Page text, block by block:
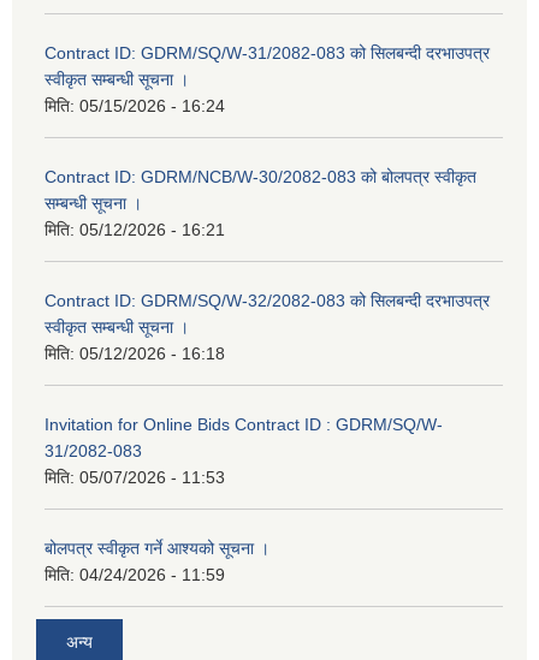
Contract ID: GDRM/SQ/W-31/2082-083 को सिलबन्दी दरभाउपत्र
स्वीकृत सम्बन्धी सूचना ।
मिति: 05/15/2026 - 16:24
Contract ID: GDRM/NCB/W-30/2082-083 को बोलपत्र स्वीकृत
सम्बन्धी सूचना ।
मिति: 05/12/2026 - 16:21
Contract ID: GDRM/SQ/W-32/2082-083 को सिलबन्दी दरभाउपत्र
स्वीकृत सम्बन्धी सूचना ।
मिति: 05/12/2026 - 16:18
Invitation for Online Bids Contract ID : GDRM/SQ/W-
31/2082-083
मिति: 05/07/2026 - 11:53
बोलपत्र स्वीकृत गर्ने आश्यको सूचना ।
मिति: 04/24/2026 - 11:59
अन्य